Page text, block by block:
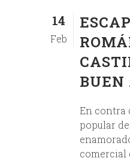
14
Feb
BUEN
En contra
popular
comercial